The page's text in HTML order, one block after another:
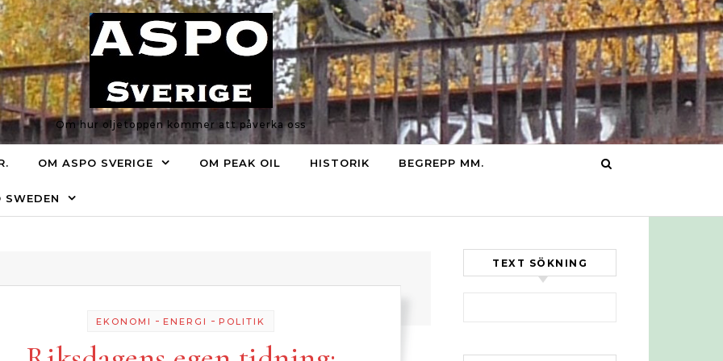
Om hur oljetoppen kommer att påverka oss
OM ASPO SVERIGE OM PEAK OIL HISTORIK BEGREPP MM.
EKONOMI - ENERGI - POLITIK
TEXT SÖKNING